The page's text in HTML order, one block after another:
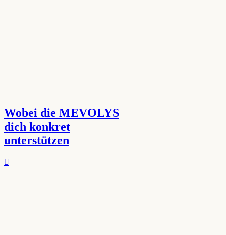
Wobei die MEVOLYS
dich konkret
unterstützen